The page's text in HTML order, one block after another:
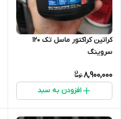
کراتین کراکتور ماسل تک ۱۲۰
سروینگ
8,900,000
افزودن به سبد